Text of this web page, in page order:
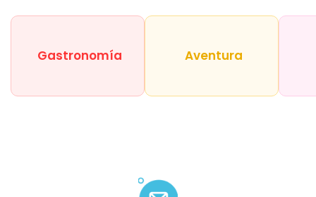
Gastronomía Aventura